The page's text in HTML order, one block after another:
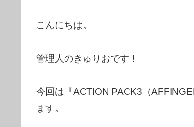
こんにちは。
管理人のきゅりおです！
今回は『ACTION PACK3（
ます。